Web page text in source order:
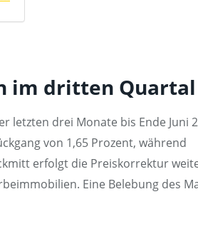
im dritten Quartal
drei Monate bis Ende Juni
von 1,65 Prozent, während
erfolgt die Preiskorrektur
Eine Belebung des